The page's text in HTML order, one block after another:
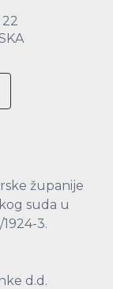
22
županije
suda u
3.
d.d.